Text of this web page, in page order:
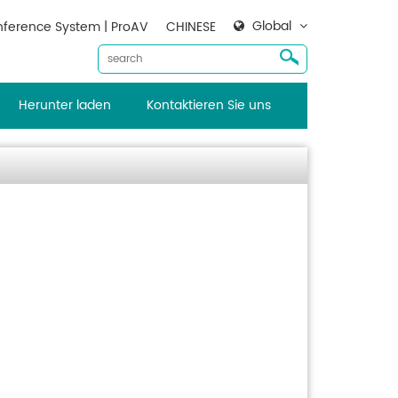
Global
CHINESE
System | ProAV
Herunter laden Kontaktieren Sie uns